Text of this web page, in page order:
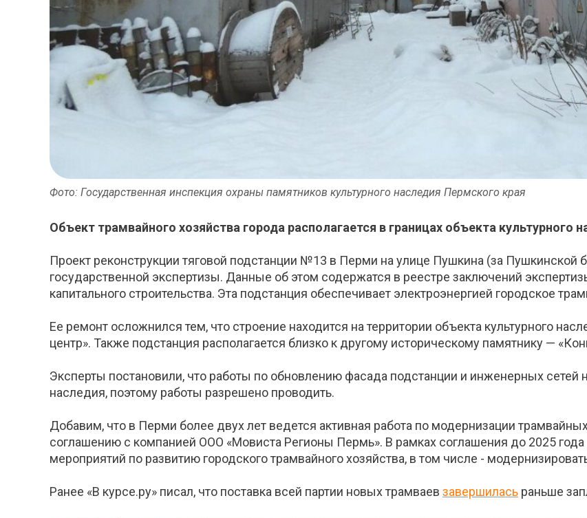
Фото: Государственная инспекция охраны памятников культурного наследия Пермского края
Объект трамвайного хозяйства города располагается в границах объекта культурного
Проект реконструкции тяговой подстанции №13 в Перми на улице Пушкина (за Пушкинской
государственной экспертизы. Данные об этом содержатся в реестре заключений
капитального строительства. Эта подстанция обеспечивает электроэнергией городское
Ее ремонт осложнился тем, что строение находится на территории объекта культурного
центр». Также подстанция располагается близко к другому историческому памятнику —
Эксперты постановили, что работы по обновлению фасада подстанции и инженерных сетей
наследия, поэтому работы разрешено проводить.
Добавим, что в Перми более двух лет ведется активная работа по модернизации
соглашению с компанией ООО «Мовиста Регионы Пермь». В рамках соглашения до 2025
мероприятий по развитию городского трамвайного хозяйства, в том числе -
Ранее «В курсе.ру» писал, что поставка всей партии новых трамваев завершилась раньше